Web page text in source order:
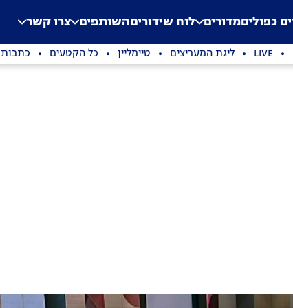
Application error: a
. כפוליםמדורים לוח שידוריםהשותפים צרו קשר
LIVE ליגת המעריצים טיימליין כל הקטעים כתבות